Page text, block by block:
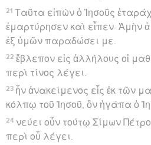
21 Ταῦτα εἰπὼν ὁ Ἰησοῦς
ἐμαρτύρησεν καὶ εἶπεν· Ἀμὴν
ἐξ ὑμῶν παραδώσει με.
22 ἔβλεπον εἰς ἀλλήλους οἱ
περὶ τίνος λέγει.
23 ἦν ἀνακείμενος εἷς ἐκ τῶν
κόλπῳ τοῦ Ἰησοῦ, ὃν ἠγάπα ὁ
24 νεύει οὖν τούτῳ Σίμων
περὶ οὗ λέγει.